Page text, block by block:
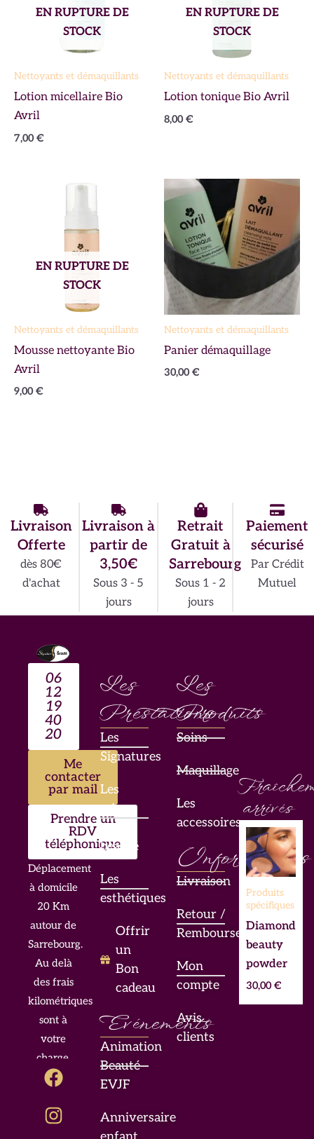
EN RUPTURE DE
STOCK
Nettoyants et démaquillants
Lotion micellaire Bio
Avril
7,00 €
EN RUPTURE DE
STOCK
Nettoyants et démaquillants
Lotion tonique Bio Avril
8,00 €
EN RUPTURE DE
STOCK
Nettoyants et démaquillants
Mousse nettoyante Bio
Avril
9,00 €
Nettoyants et démaquillants
Panier démaquillage
30,00 €
Livraison
Offerte
dès 80€
d'achat
Livraison à
partir de
3,50€
Sous 3 - 5
jours
Retrait
Gratuit à
Sarrebourg
Sous 1 - 2
jours
Paiement
sécurisé
Par Crédit
Mutuel
06
12
19
40
20
Me
contacter
par mail
Prendre un
RDV
téléphonique
Déplacement
à domicile
20 Km
autour de
Sarrebourg.
Au delà
des frais
kilométriques
sont à
votre
charge.
F
a
c
e
I
n
s
t
L
i
n
k
Les
Prestations
Les
Signatures
Les
mises
en
beauté
Les
esthétiques
Offrir
un
Bon
cadeau
Evénements
Animation
Beauté
EVJF
Anniversaire
Les
Produits
Soins
Maquillage
Les
accessoires
Informations
Livraison
Retour /
Remboursement
Mon
compte
Avis
clients
arrivés
Produits
spécifiques
Diamond
beauty
powder
30,00€